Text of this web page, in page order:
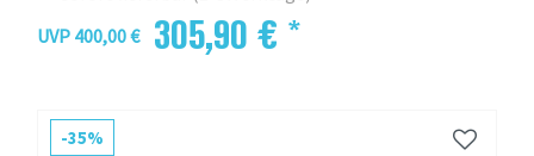
UVP 400,00 €
305,90 € *
-35%